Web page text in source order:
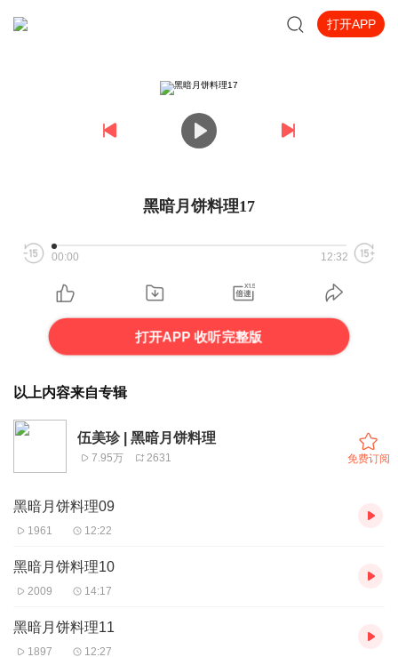
打开APP
黑暗月饼料理17
00:00 12:32
打开APP 收听完整版
以上内容来自专辑
伍美珍 | 黑暗月饼料理
7.95万 2631 免费订阅
黑暗月饼料理09
1961 12:22
黑暗月饼料理10
2009 14:17
黑暗月饼料理11
1897 12:27